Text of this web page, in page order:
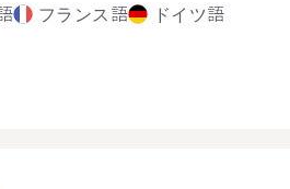
フランス語 ドイツ語